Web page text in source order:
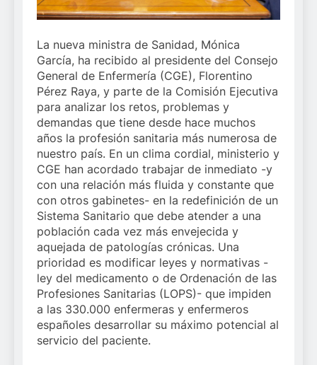
La nueva ministra de Sanidad, Mónica
García, ha recibido al presidente del Consejo
General de Enfermería (CGE), Florentino
Pérez Raya, y parte de la Comisión Ejecutiva
para analizar los retos, problemas y
demandas que tiene desde hace muchos
años la profesión sanitaria más numerosa de
nuestro país. En un clima cordial, ministerio y
CGE han acordado trabajar de inmediato -y
con una relación más fluida y constante que
con otros gabinetes- en la redefinición de un
Sistema Sanitario que debe atender a una
población cada vez más envejecida y
aquejada de patologías crónicas. Una
prioridad es modificar leyes y normativas -
ley del medicamento o de Ordenación de las
Profesiones Sanitarias (LOPS)- que impiden
a las 330.000 enfermeras y enfermeros
españoles desarrollar su máximo potencial al
servicio del paciente.